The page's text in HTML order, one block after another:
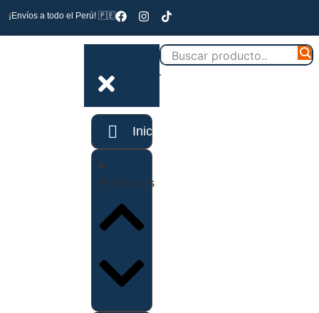
¡Envíos a todo el Perú! 🇵🇪
Inicio
Productos